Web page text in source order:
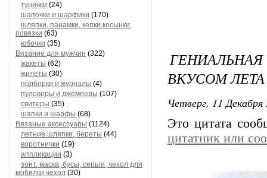
тунички (24)
шапочки и шарфики (170)
шляпки, панамки, кепки,косынки,
повязки (63)
юбочки (35)
Вязание для мужчин (322)
жакеты (62)
жилеты (30)
подборки и журналы (4)
пуловеры и джемперы (107)
свитеры (35)
шапки и шарфы (68)
Вязаные аксессуары (1124)
летние шляпки, береты (44)
воротнички (19)
аппликации (3)
зонт, маска, бусы, серьги, чехол для
мобилки,чехол (30)
ВКУСОМ ЛЕТА
Четверг, 11
Это цитата
цитатник или